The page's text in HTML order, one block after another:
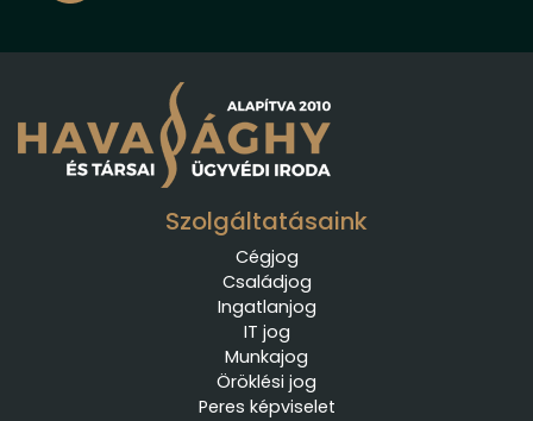
Szolgáltatásaink
Cégjog
Családjog
Ingatlanjog
IT jog
Munkajog
Öröklési jog
Peres képviselet